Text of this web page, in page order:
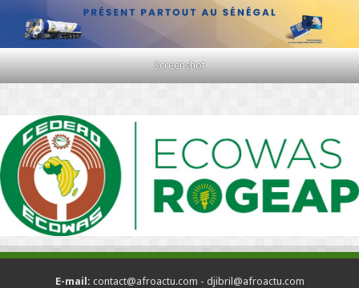
Screenshot
E-mail: contact@afroactu.com - djibril@afroactu.com